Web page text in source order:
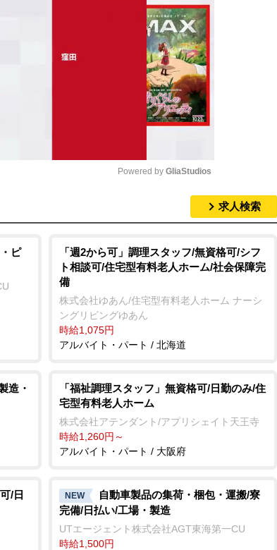
t
e
Powered by GliaStudios
求人検索
ピ
「週2から可」調理スタッフ/無資格可/シフ
ト相談可/住宅型有料老人ホーム/社会保障完
備
株式会社ゆあん/住宅型有料老人ホーム ナーシ
ングリビングゆあん
時給1,075円
アルバイト・パート / 北海道
造・
「福祉調理スタッフ」無資格可/日勤のみ/住
宅型有料老人ホーム
株式会社アテンダント/アプリシェイト天王寺
時給1,260円～
アルバイト・パート / 大阪府
/日 NEW
自動車製品の集荷・梱包・運搬/寮
完備/日払い/工場・製造
UTエージェント株式会社AGT東海第一CU
時給1,500円